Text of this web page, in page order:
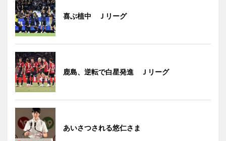
喜ぶ植中 Ｊリーグ
鹿島、逆転で白星発進 Ｊリーグ
あいさつされる悠仁さま